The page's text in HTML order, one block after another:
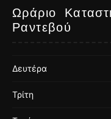
Ωράριο
Ραντεβού
Δευτέρα
Τρίτη